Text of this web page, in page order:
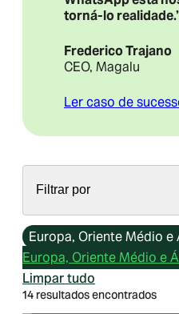
torná-lo
Frederico Trajano
CEO, Magalu
Ler caso de
Filtrar por
Europa, Oriente Médio e
Europa, Oriente Médio e
Limpar tudo
14 resultados encontrados